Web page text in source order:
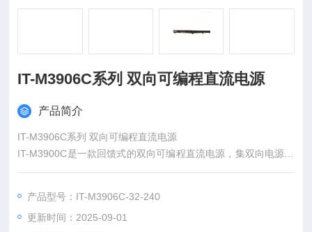
IT-M3906C系列 双向可编程直流电源
产品简介
IT-M3906C系列 双向可编程直流电源
IT-M3900C是一款回馈式的双向可编程直流电源，集双向电源和
回馈式负载功能特性于一体，并将消耗的能量清洁的返回至电
不干扰电网运行。
产品型号：IT-M3906C-32-240
更新时间：2025-09-01